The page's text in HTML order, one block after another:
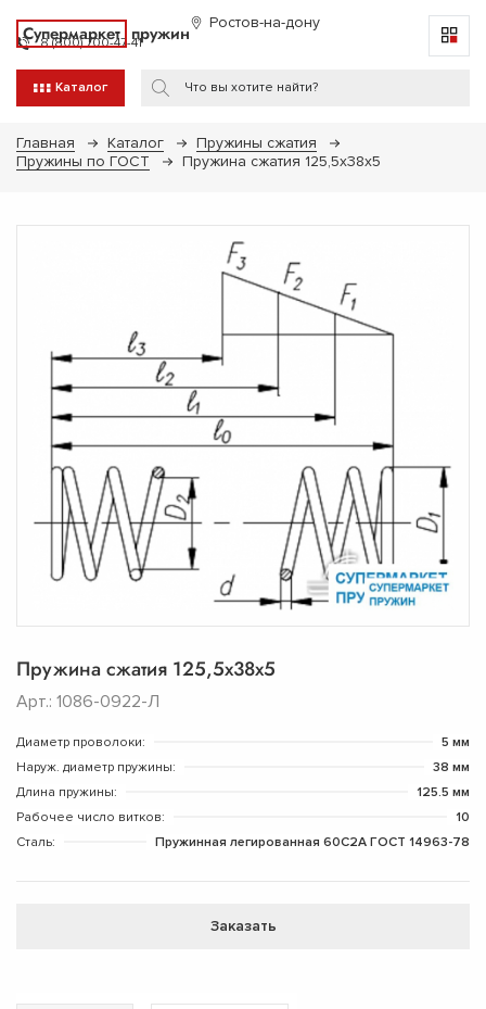
Супермаркет пружин Ростов-на-дону
8 (800) 700-47-41
Каталог
Главная Каталог
Пружины сжатия
Пружины по ГОСТ
Пружина сжатия 125,5х38х5
Пружина сжатия 125,5х38х5
Арт.: 1086-0922-Л
Диаметр проволоки:
5 мм
Наруж. диаметр пружины:
38 мм
Длина пружины:
125.5 мм
Рабочее число витков:
10
Сталь:
Пружинная легированная 60С2А ГОСТ 14963-78
Заказать